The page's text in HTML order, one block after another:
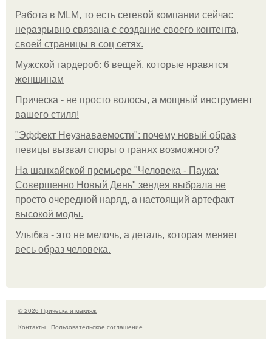
Работа в MLM, то есть сетевой компании сейчас
неразрывно связана с создание своего контента,
своей страницы в соц сетях.
Мужской гардероб: 6 вещей, которые нравятся
женщинам
Прическа - не просто волосы, а мощный инструмент
вашего стиля!
"Эффект Неузнаваемости": почему новый образ
певицы вызвал споры о гранях возможного?
На шанхайской премьере "Человека - Паука:
Совершенно Новый День" зендея выбрала не
просто очередной наряд, а настоящий артефакт
высокой моды.
Улыбка - это не мелочь, а деталь, которая меняет
весь образ человека.
© 2026 Прическа и макияж
Контакты
Пользовательское соглашение